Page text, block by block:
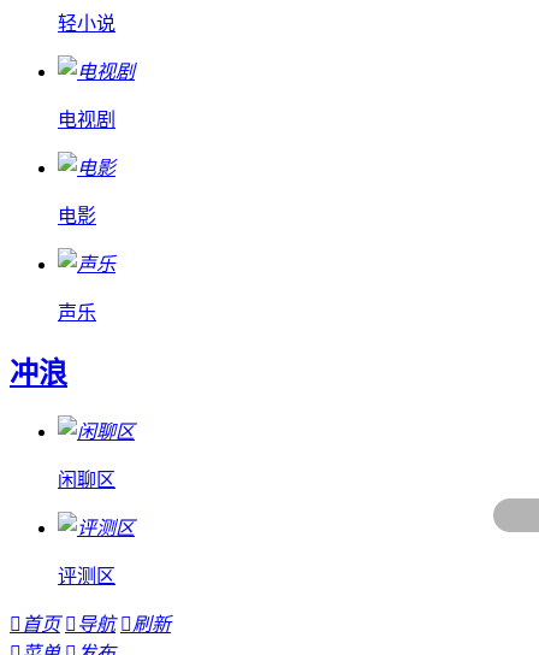
轻小说
电视剧
电影
声乐
冲浪
闲聊区
评测区
 首页  导航 刷新